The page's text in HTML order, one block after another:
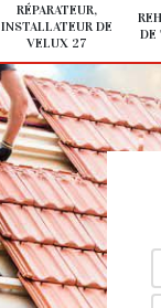
RÉPARATEUR,
INSTALLATEUR DE
VELUX 27
DE